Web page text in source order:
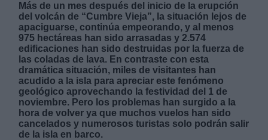
Más de un mes después del inicio de la erupción
del volcán de “Cumbre Vieja”, la situación lejos de
apaciguarse, continúa empeorando, y al menos
975 hectáreas han sido arrasadas y 2.574
edificaciones han sido destruidas por la fuerza de
las coladas de lava. En contraste con esta
dramática situación, miles de visitantes han
acudido a la isla para apreciar este fenómeno
geológico aprovechando la festividad del 1 de
noviembre. Pero los problemas han surgido a la
hora de volver ya que muchos vuelos han sido
cancelados y numerosos turistas solo podrán salir
de la isla en barco.
Derechos:
link